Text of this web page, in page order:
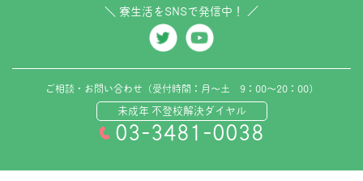
＼ 寮生活をSNSで発信中！ ／
ご相談・お問い合わせ（受付時間：月～土 9：00～20：00）
未成年 不登校解決ダイヤル
03-3481-0038